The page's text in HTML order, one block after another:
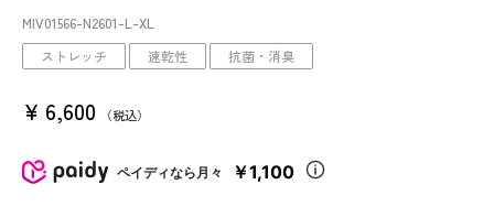
MIV01566-N2601-L-XL
ストレッチ
速乾性 抗菌・消臭
¥ 6,600 税込
ペイディなら月々 ￥1,100